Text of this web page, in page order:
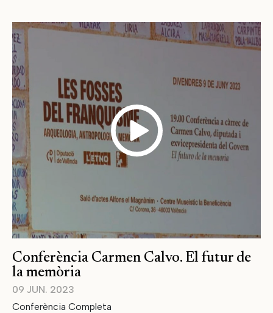
Conferència Carmen Calvo. El futur de
la memòria
09 JUN. 2023
Conferència Completa